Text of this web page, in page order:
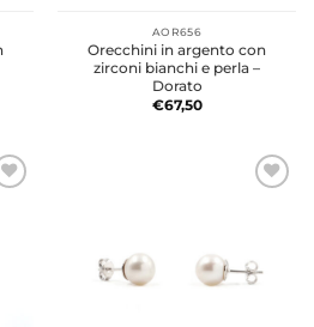
AOR656
Orecchini in argento con
zirconi bianchi e perla –
Dorato
€67,50